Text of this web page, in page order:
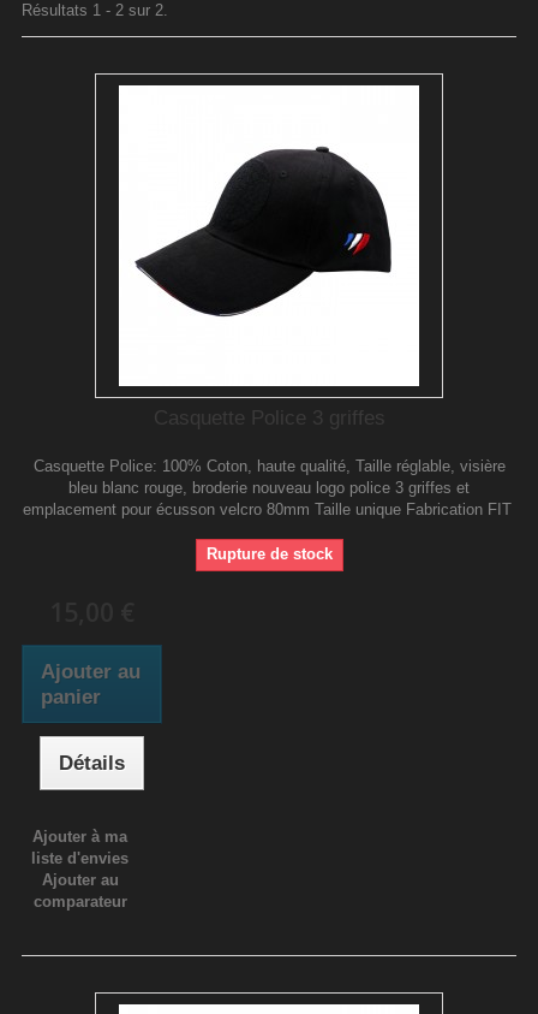
Résultats 1 - 2 sur 2.
Casquette Police 3 griffes
Casquette Police: 100% Coton, haute qualité, Taille réglable, visière
bleu blanc rouge, broderie nouveau logo police 3 griffes et
emplacement pour écusson velcro 80mm Taille unique Fabrication FIT
Rupture de stock
Ajouter au
panier
Détails
Ajouter à ma
liste d'envies
Ajouter au
comparateur